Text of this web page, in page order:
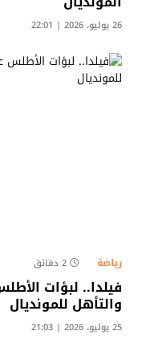
26 يوليو، 2026 | 22:01
رياضة 2 دقائق
فيلدا.. لبؤات
والتأهل للمونديال
25 يوليو، 2026 | 21:03